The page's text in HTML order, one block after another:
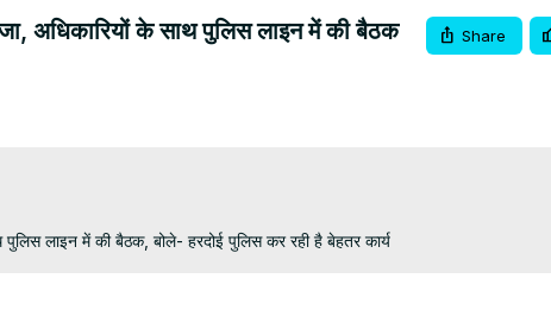
अधिकारियों के साथ पुलिस लाइन में की बैठक Share
पुलिस लाइन में की बैठक, बोले- हरदोई पुलिस कर रही है बेहतर कार्य